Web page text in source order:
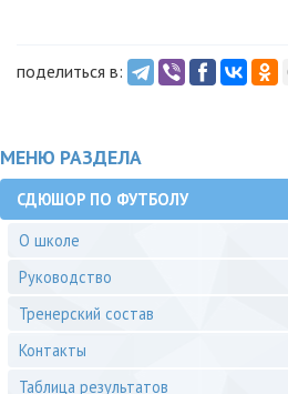
поделиться в:
МЕНЮ РАЗДЕЛА
СДЮШОР ПО ФУТБОЛУ
О школе
Руководство
Тренерский состав
Контакты
Таблица результатов